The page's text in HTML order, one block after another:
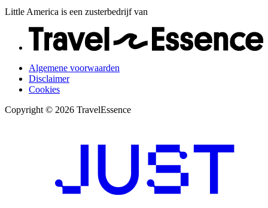
Little America is een zusterbedrijf van
Algemene voorwaarden
Disclaimer
Cookies
Copyright © 2026 TravelEssence